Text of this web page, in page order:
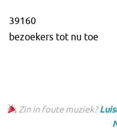
39160
bezoekers tot nu toe
Zin in foute muziek?